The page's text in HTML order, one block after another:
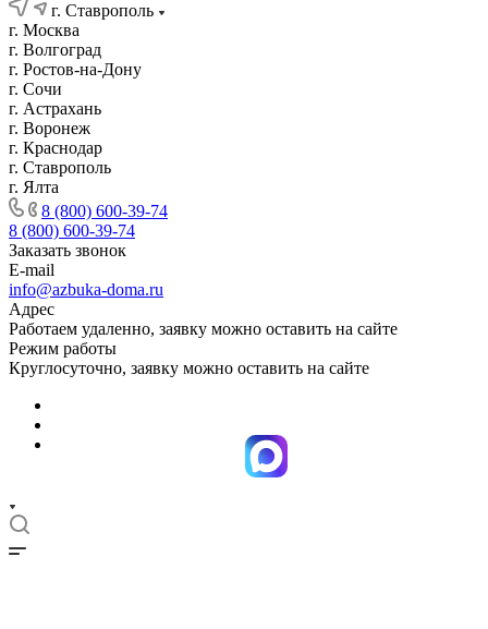
г. Ставрополь
г. Москва
г. Волгоград
г. Ростов-на-Дону
г. Сочи
г. Астрахань
г. Воронеж
г. Краснодар
г. Ставрополь
г. Ялта
8 (800) 600-39-74
8 (800) 600-39-74
Заказать звонок
E-mail
info@azbuka-doma.ru
Адрес
Работаем удаленно, заявку можно оставить на сайте
Режим работы
Круглосуточно, заявку можно оставить на сайте